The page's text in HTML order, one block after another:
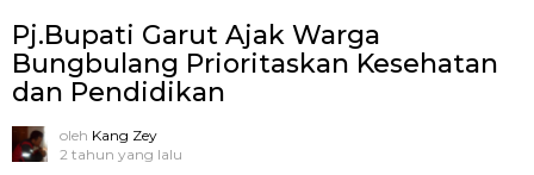
Pj.Bupati Garut Ajak Warga
Bungbulang Prioritaskan Kesehatan
dan Pendidikan
oleh Kang Zey
2 tahun yang lalu